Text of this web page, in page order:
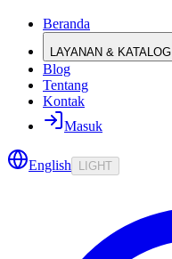
Beranda
LAYANAN & KATALOG
Blog
Tentang
Kontak
Masuk
English LIGHT